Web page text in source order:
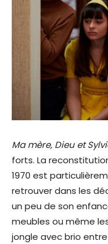
Ma mère, Dieu et
forts. La
1970 est
retrouver dans les
un peu de son
meubles ou même
jongle avec brio